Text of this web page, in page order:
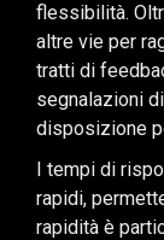
flessibilità.
altre vie per
tratti di
segnalazioni
disposizione
I tempi di
rapidi,
rapidità è